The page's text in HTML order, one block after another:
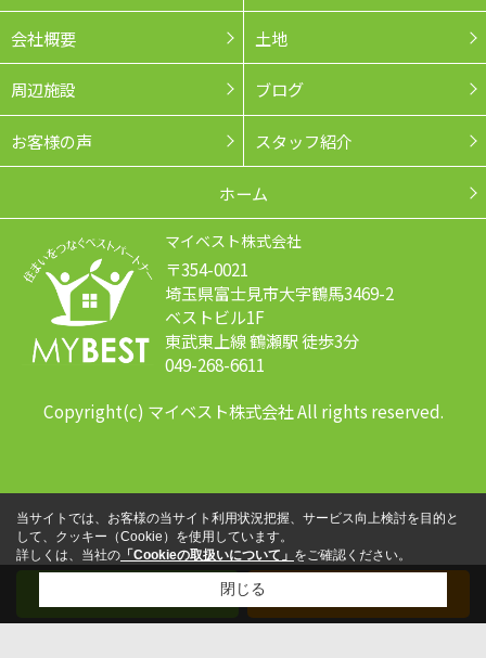
会社概要 土地
周辺施設 ブログ
お客様の声 スタッフ紹介
ホーム
マイベスト株式会社
〒354-0021
埼玉県富士見市大字鶴馬3469-2
ベストビル1F
東武東上線 鶴瀬駅 徒歩3分
049-268-6611
Copyright(c) マイベスト株式会社 All rights reserved.
当サイトでは、お客様の当サイト利用状況把握、サービス向上検討を目的と
して、クッキー（Cookie）を使用しています。
詳しくは、当社の 「Cookieの取扱いについて」 をご確認ください。
閉じる